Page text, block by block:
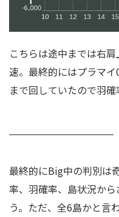
こちらは途中までは右
速。最終的にはプラマ
まで回していたので羽
最終的にBig中の判別は
率、羽確率、島状況か
う。ただ、全6島かと言